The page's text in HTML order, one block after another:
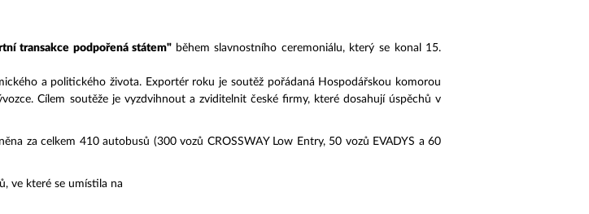
transakce podpořená státem" během slavnostního ceremoniálu, který se konal 15.
a politického života. Exportér roku je soutěž pořádaná Hospodářskou komorou
Cílem soutěže je vyzdvihnout a zviditelnit české firmy, které dosahují úspěchů v
za celkem 410 autobusů (300 vozů CROSSWAY Low Entry, 50 vozů EVADYS a 60
ve které se umístila na